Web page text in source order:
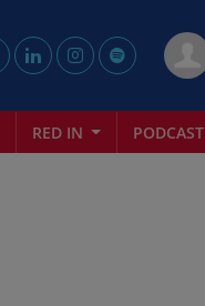
RED IN PODCAST